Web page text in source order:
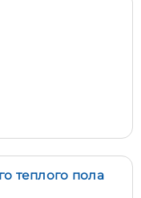
теплого пола